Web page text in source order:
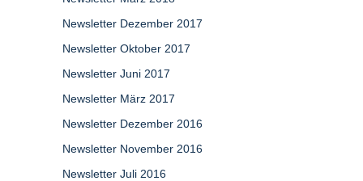
Newsletter Dezember 2017
Newsletter Oktober 2017
Newsletter Juni 2017
Newsletter März 2017
Newsletter Dezember 2016
Newsletter November 2016
Newsletter Juli 2016